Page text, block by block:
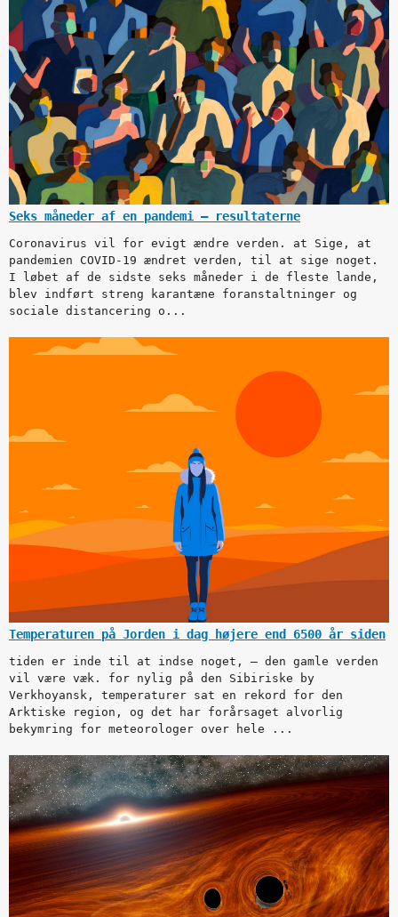
Seks måneder af en pandemi – resultaterne
Coronavirus vil for evigt ændre verden. at Sige, at
pandemien COVID-19 ændret verden, til at sige noget.
I løbet af de sidste seks måneder i de fleste lande,
blev indført streng karantæne foranstaltninger og
sociale distancering o...
Temperaturen på Jorden i dag højere end 6500 år siden
tiden er inde til at indse noget, – den gamle verden
vil være væk. for nylig på den Sibiriske by
Verkhoyansk, temperaturer sat en rekord for den
Arktiske region, og det har forårsaget alvorlig
bekymring for meteorologer over hele ...